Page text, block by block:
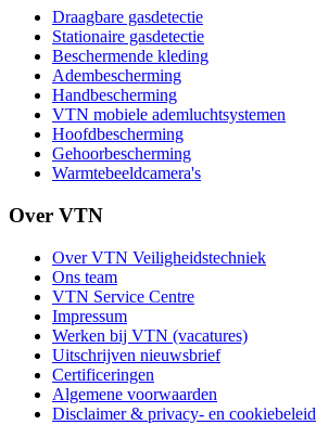
Draagbare gasdetectie
Stationaire gasdetectie
Beschermende kleding
Adembescherming
Handbescherming
VTN mobiele ademluchtsystemen
Hoofdbescherming
Gehoorbescherming
Warmtebeeldcamera's
Over VTN
Over VTN Veiligheidstechniek
Ons team
VTN Service Centre
Impressum
Werken bij VTN (vacatures)
Uitschrijven nieuwsbrief
Certificeringen
Algemene voorwaarden
Disclaimer & privacy- en cookiebeleid